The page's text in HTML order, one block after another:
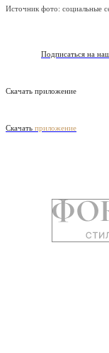
Источник фото: социальные
Подписаться на
Скачать приложение
Скачать приложение